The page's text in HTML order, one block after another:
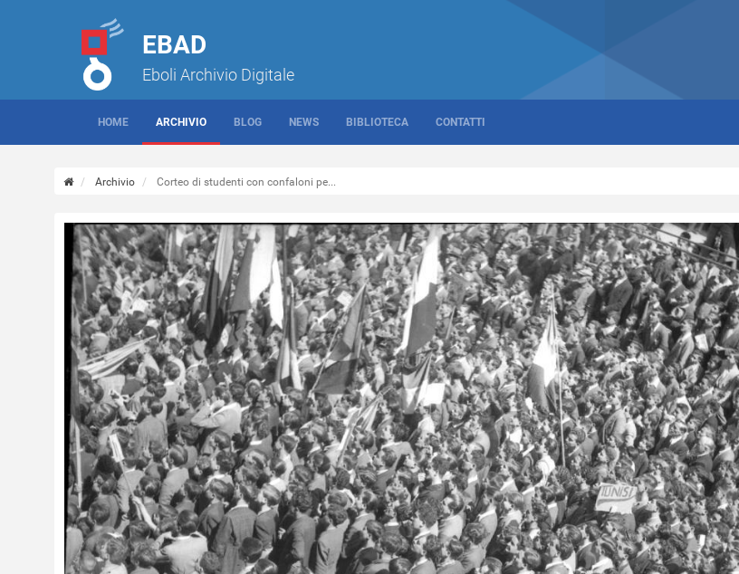
EBAD
Eboli Archivio Digitale
HOME ARCHIVIO BLOG NEWS BIBLIOTECA CONTATTI
Archivio Corteo di studenti con confaloni pe...